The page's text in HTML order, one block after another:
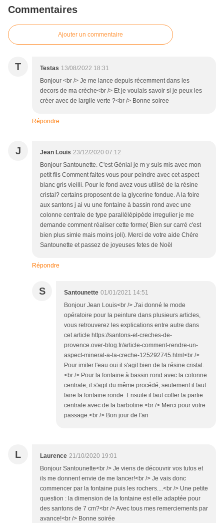
Commentaires
Ajouter un commentaire
T Testas 13/08/2022 18:31
Bonjour <br /> Je me lance depuis récemment dans les
decors de ma crèche<br /> Et je voulais savoir si je peux les
créer avec de largile verte ?<br /> Bonne soiree
Répondre
J Jean Louis 23/12/2020 07:12
Bonjour Santounette. C'est Génial je m y suis mis avec mon
petit fils Comment faites vous pour peindre avec cet aspect
blanc gris vieilli. Pour le fond avez vous utilisé de la résine
cristal? certains proposent de la glycerine fondue. A la foire
aux santons j ai vu une fontaine à bassin rond avec une
colonne centrale de type parallélépipède irregulier je me
demande comment réaliser cette forme( Bien sur carré c'est
bien plus simle mais moins joli). Merci de votre aide Chére
Santounette et passez de joyeuses fetes de Noël
Répondre
S Santounette 01/01/2021 14:51
Bonjour Jean Louis<br /> J'ai donné le mode
opératoire pour la peinture dans plusieurs articles,
vous retrouverez les explications entre autre dans
cet article https://santons-et-creches-de-
provence.over-blog.fr/article-comment-rendre-un-
aspect-mineral-a-la-creche-125292745.html<br />
Pour imiter l'eau oui il s'agit bien de la résine cristal.
<br /> Pour la fontaine à bassin rond avec la colonne
centrale, il s'agit du même procédé, seulement il faut
faire la fontaine ronde. Ensuite il faut coller la partie
centrale avec de la barbotine.<br /> Merci pour votre
passage.<br /> Bon jour de l'an
L Laurence 21/10/2020 19:01
Bonjour Santounette<br /> Je viens de découvrir vos tutos et
ils me donnent envie de me lancer!<br /> Je vais donc
commencer par la fontaine puis les rochers....<br /> Une petite
question : la dimension de la fontaine est elle adaptée pour
des santons de 7 cm?<br /> Avec tous mes remerciements par
avance!<br /> Bonne soirée